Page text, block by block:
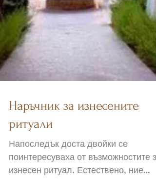
Наръчник за изнесените